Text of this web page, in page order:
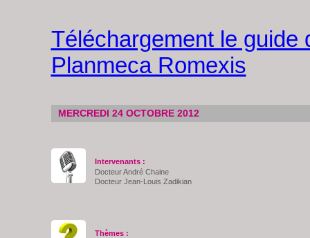
Téléchargement le guide
Planmeca Romexis
MERCREDI 24 OCTOBRE 2012
Intervenants :
Docteur André Chaine
Docteur Jean-Louis Zadikian
Thèmes :